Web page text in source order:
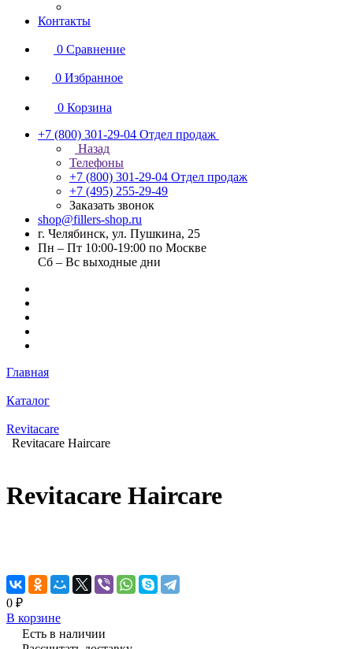
Контакты
0 Сравнение
0 Избранное
0 Корзина
+7 (800) 301-29-04 Отдел продаж
Назад
Телефоны
+7 (800) 301-29-04 Отдел продаж
+7 (495) 255-29-49
Заказать звонок
shop@fillers-shop.ru
г. Челябинск, ул. Пушкина, 25
Пн – Пт 10:00-19:00 по Москве
Сб – Вс выходные дни
Главная
Каталог
Revitacare
Revitacare Haircare
Revitacare Haircare
0 ₽
В корзине
Есть в наличии